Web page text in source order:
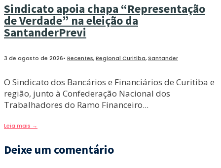
Sindicato apoia chapa “Representação
de Verdade” na eleição da
SantanderPrevi
3 de agosto de 2026• Recentes,Regional Curitiba,Santander
O Sindicato dos Bancários e Financiários de Curitiba e
região, junto à Confederação Nacional dos
Trabalhadores do Ramo Financeiro...
Leia mais →
Deixe um comentário